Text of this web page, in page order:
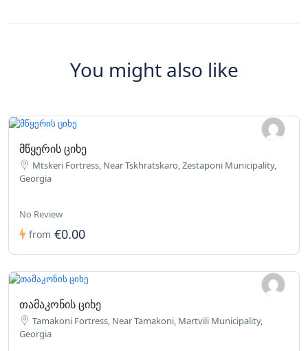
You might also like
მწყერის ციხე
Mtskeri Fortress, Near Tskhratskaro, Zestaponi Municipality,
Georgia
No Review
from €0.00
თამაკონის ციხე
Tamakoni Fortress, Near Tamakoni, Martvili Municipality,
Georgia